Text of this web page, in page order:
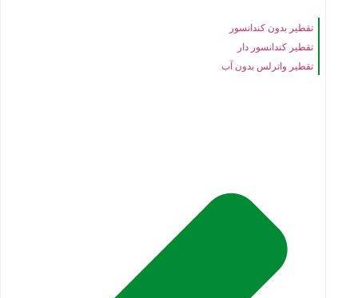
تقطیر بدون کندانسور
تقطیر کندانسور دار
تقطیر واترلس بدون آب